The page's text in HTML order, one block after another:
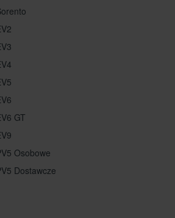
Sorento
EV2
EV3
EV4
EV5
EV6
EV6 GT
EV9
PV5 Osobowe
PV5 Dostawcze